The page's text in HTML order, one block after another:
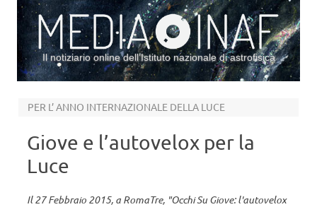
Il notiziario online dell’Istituto nazionale di astrofisica
PER L’ ANNO INTERNAZIONALE DELLA LUCE
Giove e l’autovelox per la
Luce
Il 27 Febbraio 2015, a RomaTre, "Occhi Su Giove: l'autovelox